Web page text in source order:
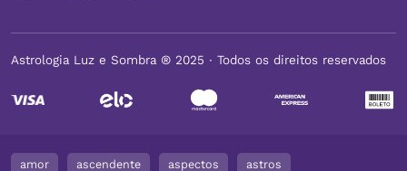
Astrologia Luz e Sombra ® 2025 ∙ Todos os direitos reservados
amor ascendente aspectos astros